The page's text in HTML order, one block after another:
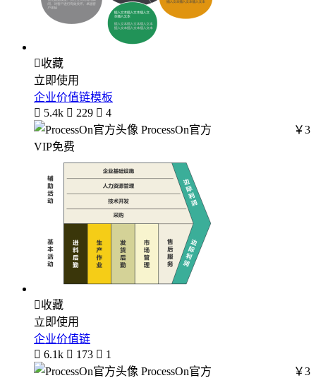
收藏
立即使用
企业价值链模板
 5.4k  229  4
ProcessOn官方
￥3
VIP免费
收藏
立即使用
企业价值链
 6.1k  173  1
ProcessOn官方
￥3